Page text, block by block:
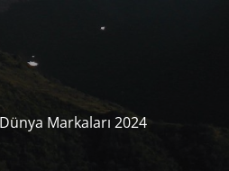
Markaları 2024